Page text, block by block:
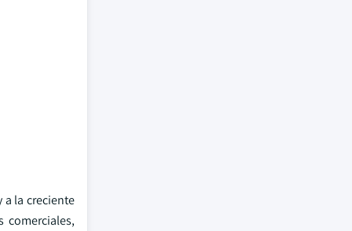
a la creciente
comerciales,